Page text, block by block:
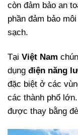
còn đảm bảo an
phần đảm bảo
sạch.
Tại Việt Nam
dụng điện năng
đặc biệt ở các
các thành phố
được thay bằng